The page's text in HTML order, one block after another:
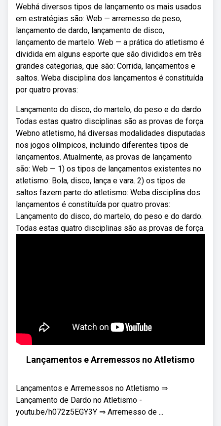
Webhá diversos tipos de lançamento os mais usados
em estratégias são: Web — arremesso de peso,
lançamento de dardo, lançamento de disco,
lançamento de martelo. Web — a prática do atletismo é
dividida em alguns esporte que são divididos em três
grandes categorias, que são: Corrida, lançamentos e
saltos. Weba disciplina dos lançamentos é constituída
por quatro provas:
Lançamento do disco, do martelo, do peso e do dardo.
Todas estas quatro disciplinas são as provas de força.
Webno atletismo, há diversas modalidades disputadas
nos jogos olímpicos, incluindo diferentes tipos de
lançamentos. Atualmente, as provas de lançamento
são: Web — 1) os tipos de lançamentos existentes no
atletismo: Bola, disco, lança e vara. 2) os tipos de
saltos fazem parte do atletismo: Weba disciplina dos
lançamentos é constituída por quatro provas:
Lançamento do disco, do martelo, do peso e do dardo.
Todas estas quatro disciplinas são as provas de força.
Lançamentos e Arremessos no Atletismo
Lançamentos e Arremessos no Atletismo ⇒
Lançamento de Dardo no Atletismo -
youtu.be/h072z5EGY3Y ⇒ Arremesso de ...